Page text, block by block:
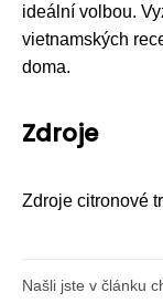
ideální volbou.
vietnamských
doma.
Zdroje
Zdroje citronové
Našli jste v článku